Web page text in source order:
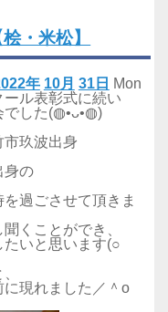
・米松】
年 10月 31日 Mon
ル表彰式に続い
でした(◍•ᴗ•◍)
玖波出身
身の
過ごさせて頂きま
くことができ、
いと思います(○ゝ
現れました／＾o